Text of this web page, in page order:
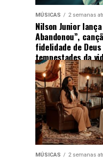
MÚSICAS 2 semanas
Nilson Junior
Abandonou”,
fidelidade de
tempestades da
MÚSICAS 2 semanas